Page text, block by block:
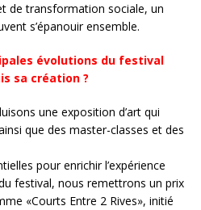
de transformation sociale, un
s’épanouir ensemble.
évolutions du festival
sa création ?
une exposition d’art qui
que des master-classes et des
pour enrichir l’expérience
festival, nous remettrons un prix
«Courts Entre 2 Rives», initié